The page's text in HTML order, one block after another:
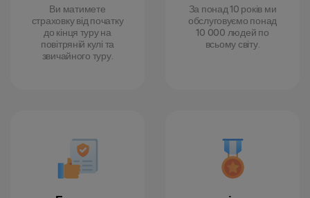
Ви матимете
страховку від початку
до кінця туру на
повітряній кулі та
звичайного туру.
За понад 10 років ми
обслуговуємо понад
10 000 людей по
всьому світу.